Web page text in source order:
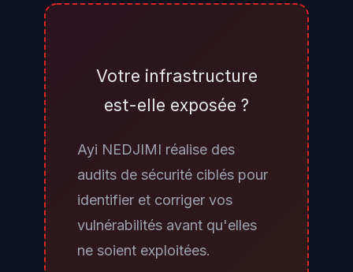
d'être positionné sur le réseau
des entreprises, un attaquant
ayant compromis un seul poste
utilisateur dispose d'une
micro-
stricte limitant les
Votre infrastructure
est-elle exposée ?
Ayi NEDJIMI réalise des
audits de sécurité ciblés pour
identifier et corriger vos
vulnérabilités avant qu'elles
ne soient exploitées.